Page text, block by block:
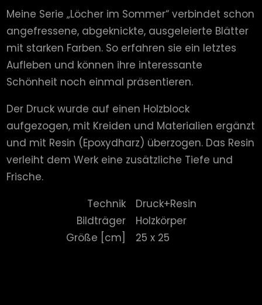
Meine Serie „Löcher im Sommer“ verbindet schon
angefressene, abgeknickte, ausgeleierte Blätter
mit starken Farben. So erfahren sie ein letztes
Aufleben und können ihre interessante
Schönheit noch einmal präsentieren.
Der Druck wurde auf einen Holzblock
aufgezogen, mit Kreiden und Materialien ergänzt
und mit Resin (Epoxydharz) überzogen. Das Resin
verleiht dem Werk eine zusätzliche Tiefe und
Frische.
Technik
Druck+Resin
Bildträger
Holzkörper
Größe [cm]
25 x 25